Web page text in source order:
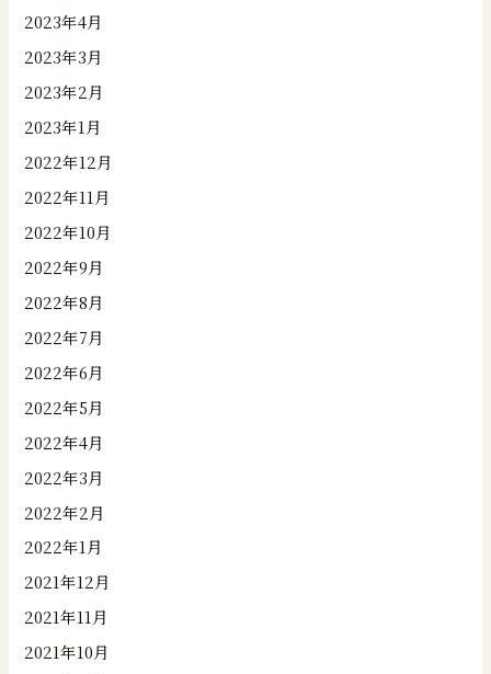
2023年4月
2023年3月
2023年2月
2023年1月
2022年12月
2022年11月
2022年10月
2022年9月
2022年8月
2022年7月
2022年6月
2022年5月
2022年4月
2022年3月
2022年2月
2022年1月
2021年12月
2021年11月
2021年10月